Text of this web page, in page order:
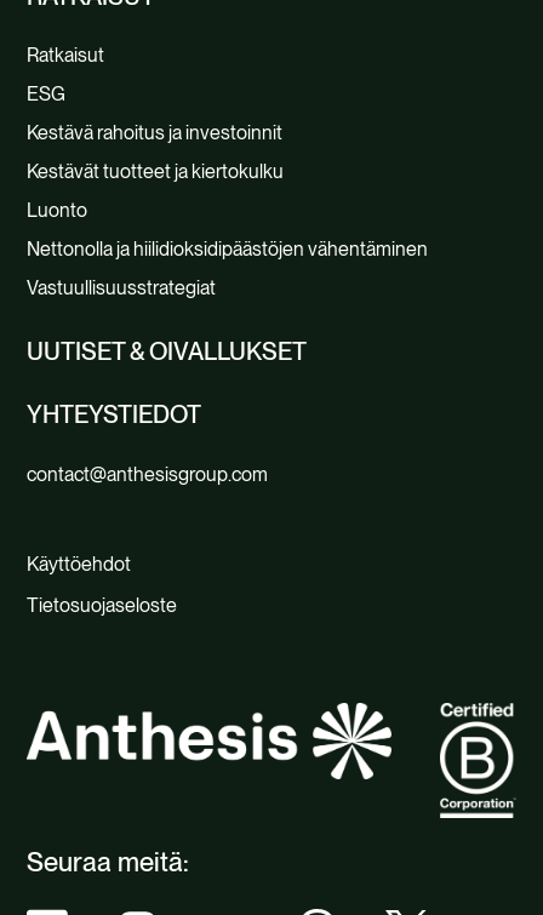
Seuraa meitä:
Ratkaisut
ESG
Kestävä rahoitus ja investoinnit
Kestävät tuotteet ja kiertokulku
Luonto
Nettonolla ja hiilidioksidipäästöjen vähentäminen
Vastuullisuusstrategiat
UUTISET & OIVALLUKSET
YHTEYSTIEDOT
contact@anthesisgroup.com
Käyttöehdot
Tietosuojaseloste